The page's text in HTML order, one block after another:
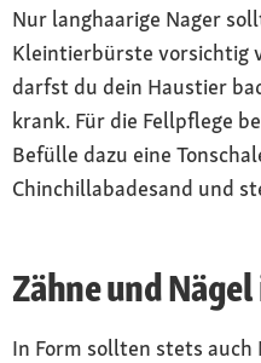
Nur langhaarige Nager
Kleintierbürste vorsichtig
darfst du dein Haustier
krank. Für die Fellpflege
Befülle dazu eine
Chinchillabadesand und
Zähne und
In Form sollten stets auch